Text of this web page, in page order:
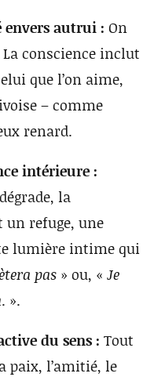
envers autrui : On
conscience inclut
que l’on aime,
– comme
renard.
intérieure :
la
un refuge, une
lumière intime qui
pas» ou, « Je
. ».
du sens : Tout
paix, l’amitié, le